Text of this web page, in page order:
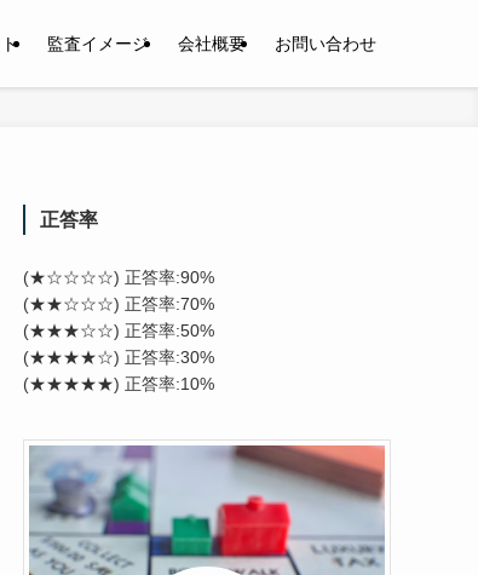
監査イメージ 会社概要 お問い合わせ
正答率
(★☆☆☆☆) 正答率:90%
(★★☆☆☆) 正答率:70%
(★★★☆☆) 正答率:50%
(★★★★☆) 正答率:30%
(★★★★★) 正答率:10%